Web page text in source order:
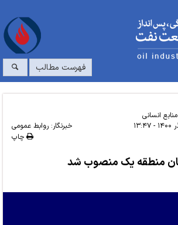
فهرست مطالب
منابع انسانی
خبرنگار: روابط عمومی
چاپ
منطقه یک منصوب شد